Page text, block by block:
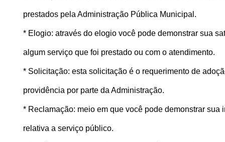
prestados pela Administração Pública Municipal.
* Elogio: através do elogio você pode demonstrar sua
algum serviço que foi prestado ou com o atendimento.
* Solicitação: esta solicitação é o requerimento de
providência por parte da Administração.
* Reclamação: meio em que você pode demonstrar sua
relativa a serviço público.